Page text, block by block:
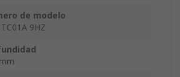
de modelo
9HZ